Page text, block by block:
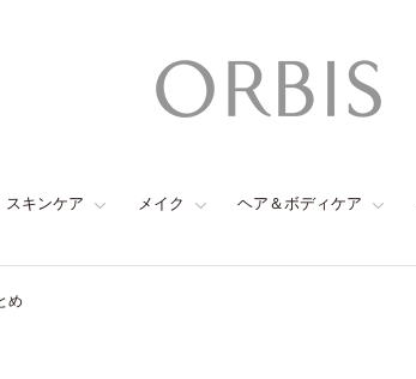
スキンケア メイク ヘア＆ボディケア
め